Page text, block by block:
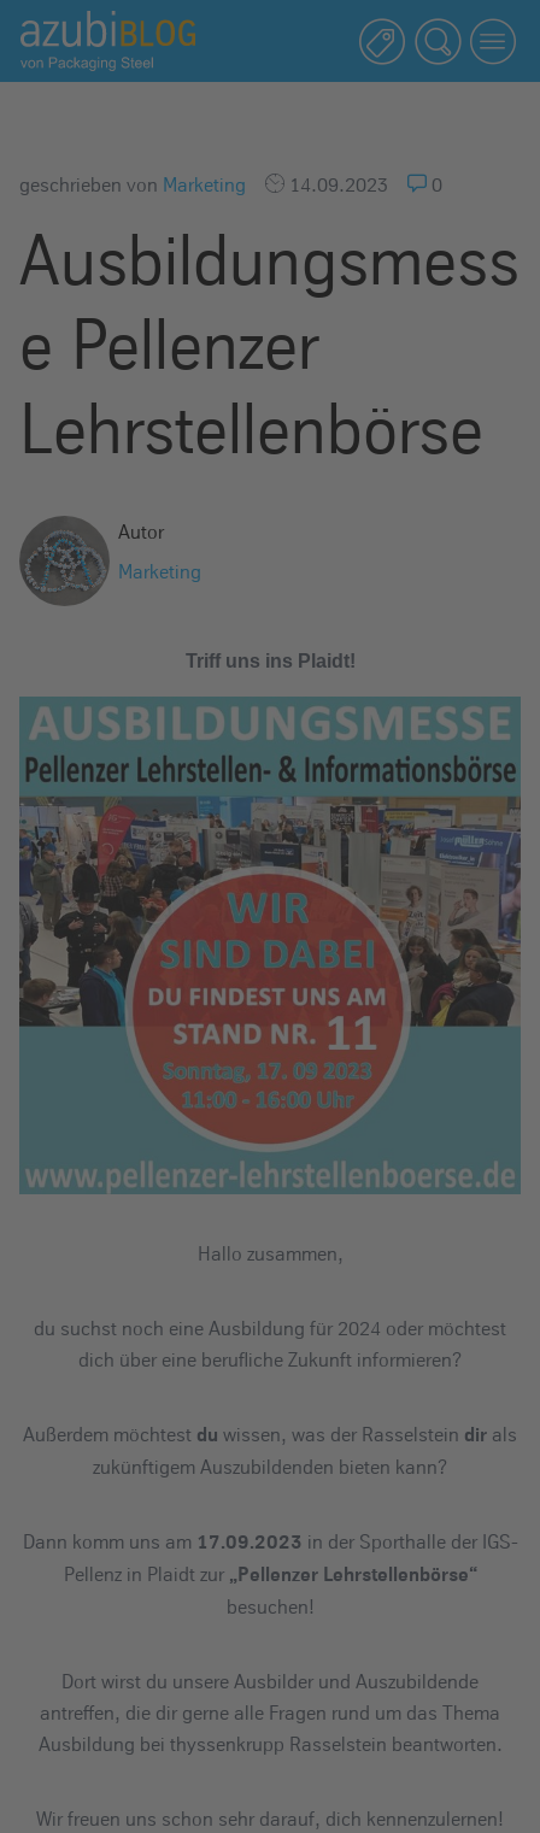
A
z
u
b
g
a
s
s
e
geschrieben von Marketing 14.09.2023 0
Ausbildungsmess
e Pellenzer
Lehrstellenbörse
Autor
Marketing
Triff uns ins Plaidt!
Hallo zusammen,
du suchst noch eine Ausbildung für 2024 oder möchtest
dich über eine berufliche Zukunft informieren?
Außerdem möchtest du wissen, was der Rasselstein dir als
zukünftigem Auszubildenden bieten kann?
Dann komm uns am 17.09.2023 in der Sporthalle der IGS-
Pellenz in Plaidt zur „Pellenzer Lehrstellenbörse“
besuchen!
Dort wirst du unsere Ausbilder und Auszubildende
antreffen, die dir gerne alle Fragen rund um das Thema
Ausbildung bei thyssenkrupp Rasselstein beantworten.
Wir freuen uns schon sehr darauf, dich kennenzulernen!